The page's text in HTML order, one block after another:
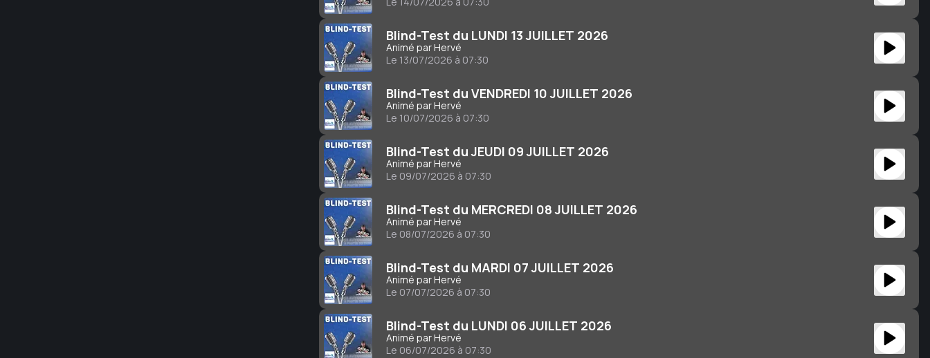
Blind-Test du LUNDI 13 JUILLET 2026
Animé par Hervé
Le 13/07/2026 à 07:30
Blind-Test du VENDREDI 10 JUILLET 2026
Animé par Hervé
Le 10/07/2026 à 07:30
Blind-Test du JEUDI 09 JUILLET 2026
Animé par Hervé
Le 09/07/2026 à 07:30
Blind-Test du MERCREDI 08 JUILLET 2026
Animé par Hervé
Le 08/07/2026 à 07:30
Blind-Test du MARDI 07 JUILLET 2026
Animé par Hervé
Le 07/07/2026 à 07:30
Blind-Test du LUNDI 06 JUILLET 2026
Animé par Hervé
Le 06/07/2026 à 07:30